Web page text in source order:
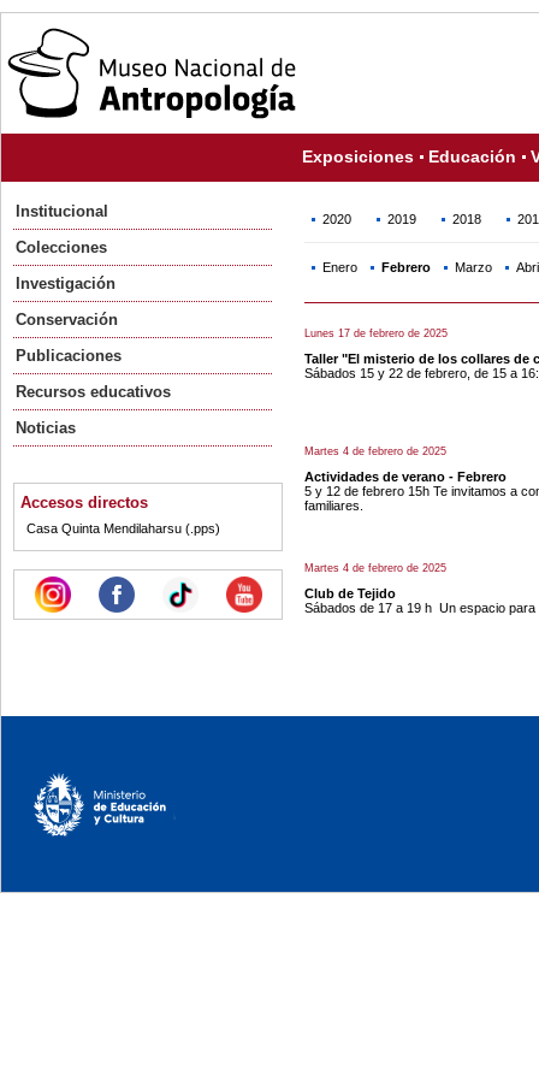
Exposiciones Educación
Institucional
Colecciones
Investigación
Conservación
Publicaciones
Recursos educativos
Noticias
Accesos directos
Casa Quinta Mendilaharsu (.pps)
2020 2019 2018
Enero Febrero Marzo
Lunes 17 de febrero de 2025
Taller "El misterio de los collares de
Sábados 15 y 22 de febrero, de 15 a
Martes 4 de febrero de 2025
Actividades de verano - Febrero
5 y 12 de febrero 15h Te invitamos a
familiares.
Martes 4 de febrero de 2025
Club de Tejido
Sábados de 17 a 19 h Un espacio